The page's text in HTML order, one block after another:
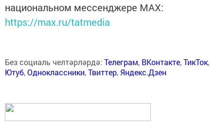
национальном мессенджере MАХ:
https://max.ru/tatmedia
Без социаль челтәрләрдә: Телеграм, ВКонтакте,ТикТок,
Ютуб,Одноклассники,Твиттер, Яндекс.Дзен